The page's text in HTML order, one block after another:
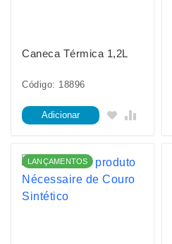
Caneca Térmica 1,2L
Código: 18896
Adicionar
LANÇAMENTOS